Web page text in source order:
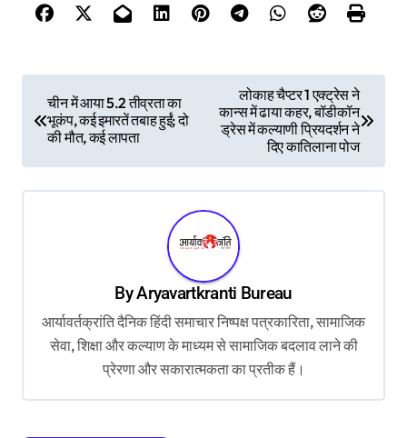
चीन में आया 5.2 तीव्रता का
भूकंप, कई इमारतें तबाह हुईं; दो
की मौत, कई लापता
लोकाह चैप्टर 1 एक्ट्रेस ने
कान्स में ढाया कहर, बॉडीकॉन
ड्रेस में कल्याणी प्रियदर्शन ने
दिए कातिलाना पोज
ByAryavartkranti Bureau
आर्यावर्तक्रांति दैनिक हिंदी समाचार निष्पक्ष पत्रकारिता, सामाजिक
सेवा, शिक्षा और कल्याण के माध्यम से सामाजिक बदलाव लाने की
प्रेरणा और सकारात्मकता का प्रतीक हैं।